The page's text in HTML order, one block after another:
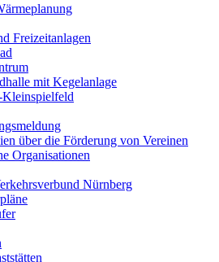
Freizeitanlagen
mit Kegelanlage
über die Förderung von Vereinen
Organisationen
Nürnberg